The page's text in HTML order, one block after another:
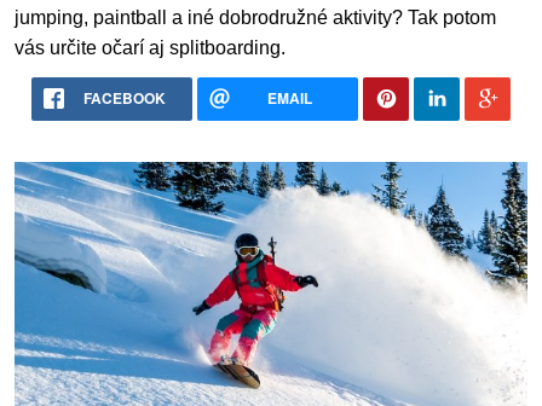
jumping, paintball a iné dobrodružné aktivity? Tak potom
vás určite očarí aj splitboarding.
FACEBOOK EMAIL